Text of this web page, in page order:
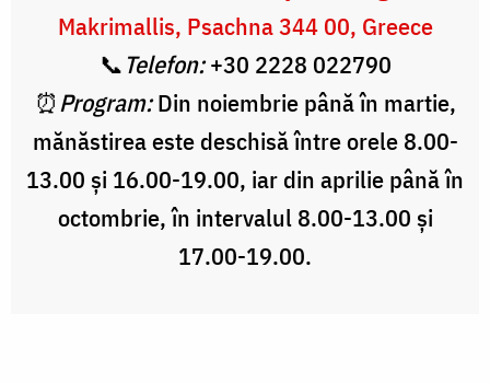
Makrimallis, Psachna 344 00, Greece
📞 Telefon:+30 2228 022790
⏰Program:Din noiembrie până în martie,
mănăstirea este deschisă între orele 8.00-
13.00 și 16.00-19.00, iar din aprilie până în
octombrie, în intervalul 8.00-13.00 și
17.00-19.00.